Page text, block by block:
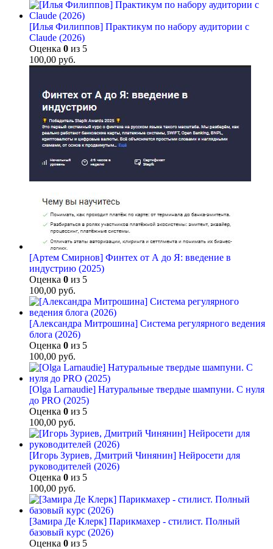
[Илья Филиппов] Практикум по набору аудитории с
Claude (2026)
Оценка 0 из 5
100,00 руб.
[Артем Смирнов] Финтех от А до Я: введение в
индустрию (2025)
Оценка 0 из 5
100,00 руб.
[Александра Митрошина] Система регулярного ведения
блога (2026)
Оценка 0 из 5
100,00 руб.
[Olga Larnaudie] Натуральные твердые шампуни. С нуля
до PRO (2025)
Оценка 0 из 5
100,00 руб.
[Игорь Зуриев, Дмитрий Чинянин] Нейросети для
руководителей (2026)
Оценка 0 из 5
100,00 руб.
[Замира Де Клерк] Парикмахер - стилист. Полный
базовый курс (2026)
Оценка 0 из 5